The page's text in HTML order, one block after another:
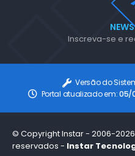
Inscreva-se e
Versão do
Portal atualizado em:05/
© Copyright Instar - 2006-
reservados - Instar